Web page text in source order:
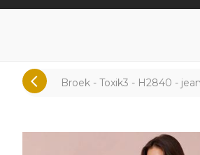
Broek - Toxik3 - H2840 -